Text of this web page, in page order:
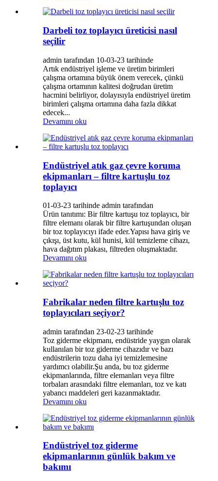
Darbeli toz toplayıcı üreticisi nasıl
seçilir
admin tarafından 10-03-23 ​​tarihinde
Artık endüstriyel işleme ve üretim birimleri
çalışma ortamına büyük önem verecek, çünkü
çalışma ortamının kalitesi doğrudan üretim
hacmini belirliyor, dolayısıyla endüstriyel üretim
birimleri çalışma ortamına daha fazla dikkat
edecek...
Devamını oku
Endüstriyel atık gaz çevre koruma
ekipmanları – filtre kartuşlu toz
toplayıcı
01-03-23 ​​tarihinde admin tarafından
Ürün tanıtımı: Bir filtre kartuşu toz toplayıcı, bir
filtre elemanı olarak bir filtre kartuşundan oluşan
bir toz toplayıcıyı ifade eder.Yapısı hava giriş ve
çıkışı, üst kutu, kül hunisi, kül temizleme cihazı,
hava dağıtım plakası, filtreden oluşmaktadır.
Devamını oku
Fabrikalar neden filtre kartuşlu toz
toplayıcıları seçiyor?
admin tarafından 23-02-23 tarihinde
Toz giderme ekipmanı, endüstride yaygın olarak
kullanılan bir toz giderme cihazıdır ve bazı
endüstrilerin tozu daha iyi temizlemesine
yardımcı olabilir.Şu anda, bu toz giderme
ekipmanlarında, filtre elemanları veya filtre
torbaları arasındaki filtre elemanları, toz ve katı
yabancı maddeleri geri kazanmaktadır.
Devamını oku
Endüstriyel toz giderme
ekipmanlarının günlük bakım ve
bakımı